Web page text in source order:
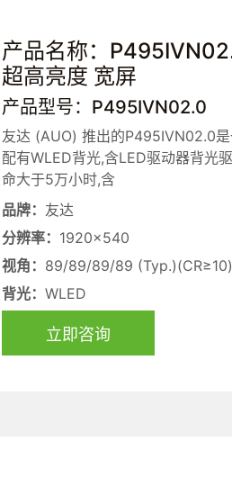
产品名称：
超高亮度 宽屏
产品型号：P495IVN02.0
友达 (AUO) 推出的P495IVN02.0
配有WLED背光,含LED驱动器背光
命大于5万小时,含
品牌： 友达
分辨率： 1920×540
视角： 89/89/89/89 (Typ.)(CR≥10)
背光： WLED
立即咨询